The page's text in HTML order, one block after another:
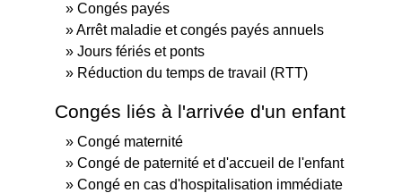
Congés payés
Arrêt maladie et congés payés annuels
Jours fériés et ponts
Réduction du temps de travail (RTT)
Congés liés à l'arrivée d'un enfant
Congé maternité
Congé de paternité et d'accueil de l'enfant
Congé en cas d'hospitalisation immédiate